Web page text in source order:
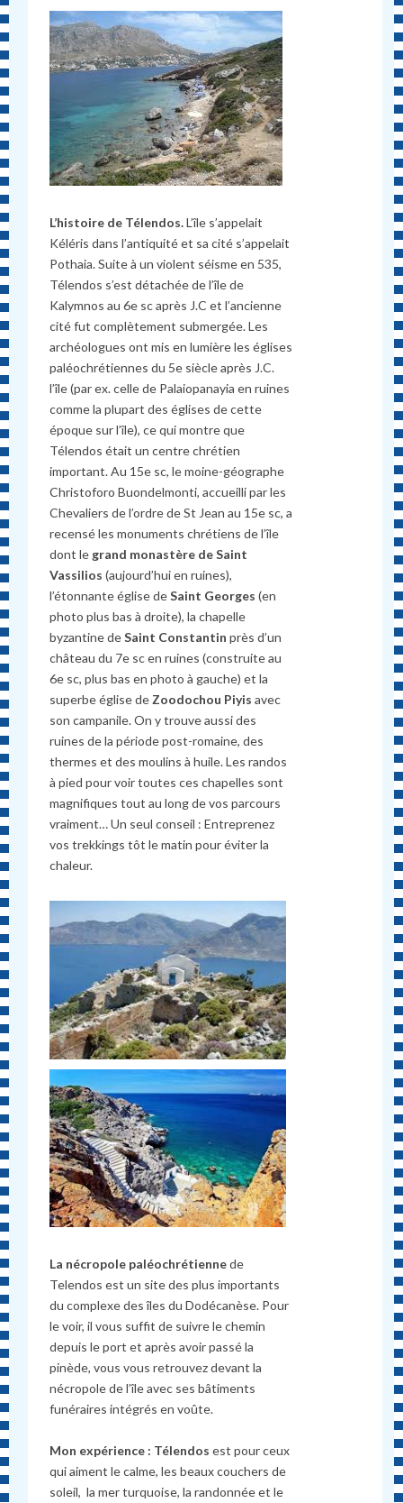
L’histoire de Télendos.L’île s’appelait
Kéléris dans l’antiquité et sa cité s’appelait
Pothaia. Suite à un violent séisme en 535,
Télendos s’est détachée de l’île de
Kalymnos au 6e sc après J.C et l’ancienne
cité fut complètement submergée. Les
archéologues ont mis en lumière les églises
paléochrétiennes du 5e siècle après J.C.
l’île (par ex. celle de Palaiopanayia en ruines
comme la plupart des églises de cette
époque sur l’île), ce qui montre que
Télendos était un centre chrétien
important. Au 15e sc, le moine-géographe
Christoforo Buondelmonti, accueilli par les
Chevaliers de l’ordre de St Jean au 15e sc, a
recensé les monuments chrétiens de l’île
dont le grand monastère de Saint
Vassilios (aujourd’hui en ruines),
l’étonnante église deSaint Georges (en
photo plus bas à droite), la chapelle
byzantine deSaint Constantin près d’un
château du 7e sc en ruines (construite au
6e sc, plus bas en photo à gauche) et la
superbe église de Zoodochou Piyisavec
son campanile. On y trouve aussi des
ruines de la période post-romaine, des
thermes et des moulins à huile. Les randos
à pied pour voir toutes ces chapelles sont
magnifiques tout au long de vos parcours
vraiment… Un seul conseil : Entreprenez
vos trekkings tôt le matin pour éviter la
chaleur.
La nécropole paléochrétiennede
Telendos est un site des plus importants
du complexe des îles du Dodécanèse. Pour
le voir, il vous suffit de suivre le chemin
depuis le port et après avoir passé la
pinède, vous vous retrouvez devant la
nécropole de l’île avec ses bâtiments
funéraires intégrés en voûte.
Mon expérience : Télendos est pour ceux
qui aiment le calme, les beaux couchers de
soleil, la mer turquoise, la randonnée et le